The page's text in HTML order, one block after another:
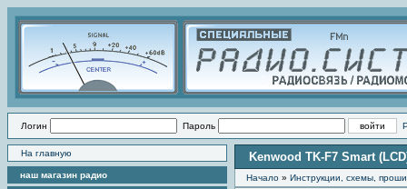
Логин Пароль
На главную
наш магазин радио
Kenwood TK-F7 Smart
Начало » Инструкции, схемы,